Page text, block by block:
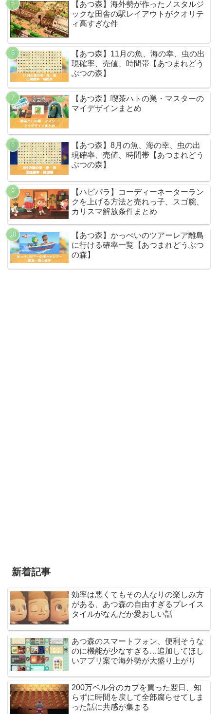
【あつ森】海外勢が作ったノスタルジ
ックな田舎の駅レイアウトがクオリテ
ィ高すぎな件
【あつ森】11月の魚、海の幸、虫の出
現確率、売値、時間帯【あつまれどう
ぶつの森】
【あつ森】喫茶ハトの巣・マスターの
マイデザインまとめ
【あつ森】8月の魚、海の幸、虫の出
現確率、売値、時間帯【あつまれどう
ぶつの森】
【ハピパラ】コーディーネーターラン
クを上げる方法と売れっ子、スゴ腕、
カリスマ解放条件まとめ
【あつ森】かっぺいのツアーレア離島
に行ける確率一覧【あつまれどうぶつ
の森】
新着記事
効率は悪くてもその人なりの楽しみ方
がある、あつ森の自由すぎるプレイス
タイルがなんだか愛おしい話
あつ森のスマートフォン、便利そうな
のに機能が少なすぎる…追加してほし
いアプリ案で海外勢が大盛り上がり
200万ベル分のカブを買った翌日、知
らずに時間を戻して全部腐らせてしま
った話に共感が集まる